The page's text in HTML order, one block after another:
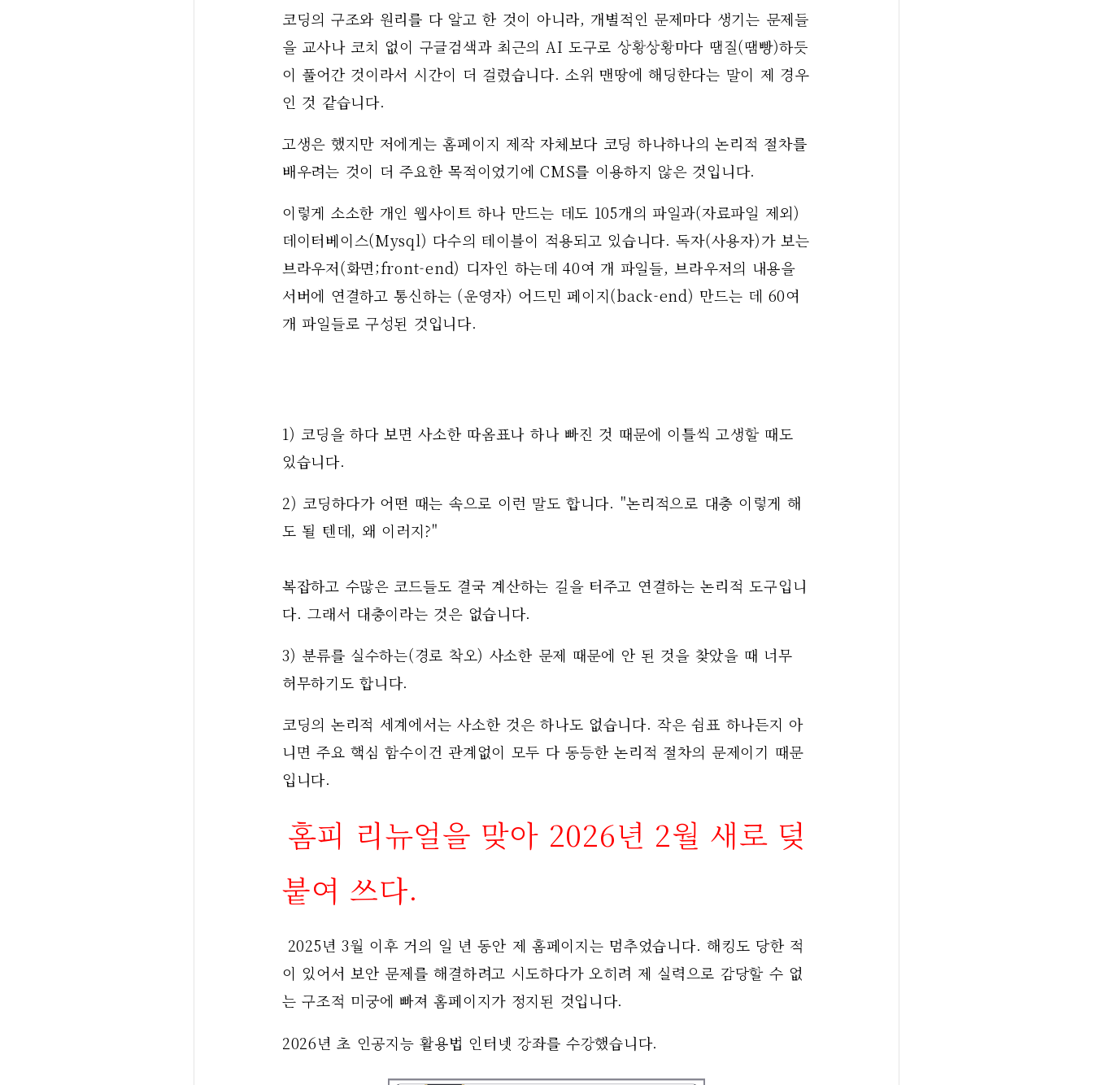
코딩의 구조와 원리를 다 알고 한 것이 아니라, 개별적인 문제마다 생기는 문제들
을 교사나 코치 없이 구글검색과 최근의 AI 도구로 상황상황마다 땜질(땜빵)하듯
이 풀어간 것이라서 시간이 더 걸렸습니다. 소위 맨땅에 해딩한다는 말이 제 경우
인 것 같습니다.
고생은 했지만 저에게는 홈페이지 제작 자체보다 코딩 하나하나의 논리적 절차를
배우려는 것이 더 주요한 목적이었기에 CMS를 이용하지 않은 것입니다.
이렇게 소소한 개인 웹사이트 하나 만드는 데도 105개의 파일과(자료파일 제외)
데이터베이스(Mysql) 다수의 테이블이 적용되고 있습니다. 독자(사용자)가 보는
브라우저(화면;front-end) 디자인 하는데 40여 개 파일들, 브라우저의 내용을
서버에 연결하고 통신하는 (운영자) 어드민 페이지(back-end) 만드는 데 60여
개 파일들로 구성된 것입니다.
1) 코딩을 하다 보면 사소한 따옴표나 하나 빠진 것 때문에 이틀씩 고생할 때도
있습니다.
2) 코딩하다가 어떤 때는 속으로 이런 말도 합니다. "논리적으로 대충 이렇게 해
도 될 텐데, 왜 이러지?"
복잡하고 수많은 코드들도 결국 계산하는 길을 터주고 연결하는 논리적 도구입니
다. 그래서 대충이라는 것은 없습니다.
3) 분류를 실수하는(경로 착오) 사소한 문제 때문에 안 된 것을 찾았을 때 너무
허무하기도 합니다.
코딩의 논리적 세계에서는 사소한 것은 하나도 없습니다. 작은 쉼표 하나든지 아
니면 주요 핵심 함수이건 관계없이 모두 다 동등한 논리적 절차의 문제이기 때문
입니다.
홈피 리뉴얼을 맞아 2026년 2월 새로 덪
붙여 쓰다.
이 있어서 보안 문제를 해결하려고 시도하다가 오히려 제 실력으로 감당할 수 없
는 구조적 미궁에 빠져 홈페이지가 정지된 것입니다.
2026년 초 인공지능 활용법 인터넷 강좌를 수강했습니다.